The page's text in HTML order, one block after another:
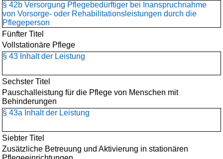
§ 42b Versorgung Pflegebedürftiger bei Inanspruchnahme
von Vorsorge- oder Rehabilitationsleistungen durch die
Pflegeperson
Fünfter Titel
Vollstationäre Pflege
§ 43 Inhalt der Leistung
Sechster Titel
Pauschalleistung für die Pflege von Menschen mit
Behinderungen
§ 43a Inhalt der Leistung
Siebter Titel
Zusätzliche Betreuung und Aktivierung in stationären